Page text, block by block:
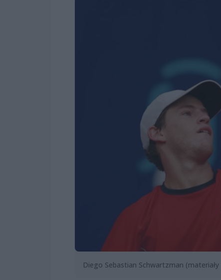
Diego Sebastian Schwartzman